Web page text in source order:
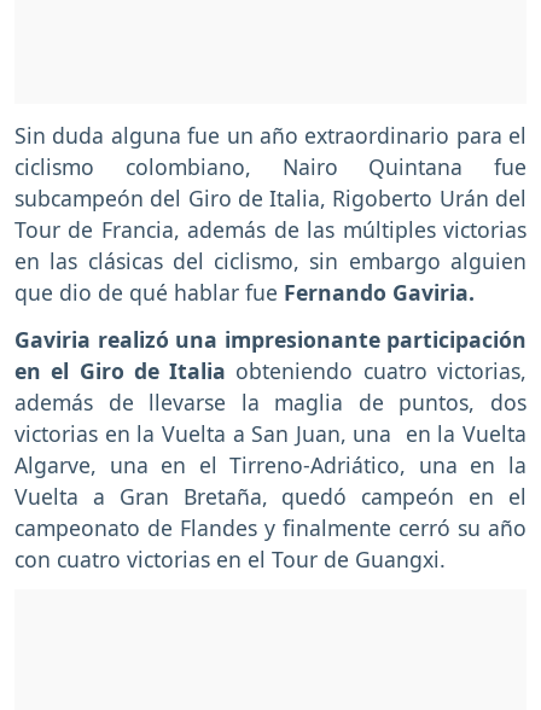
Sin duda alguna fue un año extraordinario para el
ciclismo colombiano, Nairo Quintana fue
subcampeón del Giro de Italia, Rigoberto Urán del
Tour de Francia, además de las múltiples victorias
en las clásicas del ciclismo, sin embargo alguien
que dio de qué hablar fue Fernando Gaviria.
Gaviria realizó una impresionante participación
en el Giro de Italia obteniendo cuatro victorias,
además de llevarse la maglia de puntos, dos
victorias en la Vuelta a San Juan, una en la Vuelta
Algarve, una en el Tirreno-Adriático, una en la
Vuelta a Gran Bretaña, quedó campeón en el
campeonato de Flandes y finalmente cerró su año
con cuatro victorias en el Tour de Guangxi.